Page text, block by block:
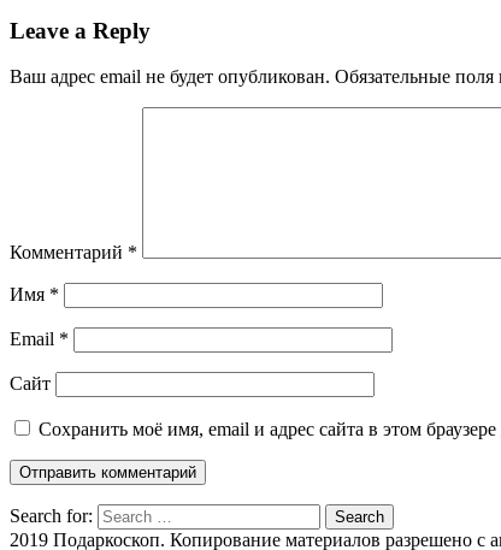
Leave a Reply
Ваш адрес email не будет опубликован. Обязательные
Комментарий *
Имя *
Email *
Сайт
Сохранить моё имя, email и адрес сайта в этом
Search for: Search
2019 Подаркоскоп. Копирование материалов разрешено с